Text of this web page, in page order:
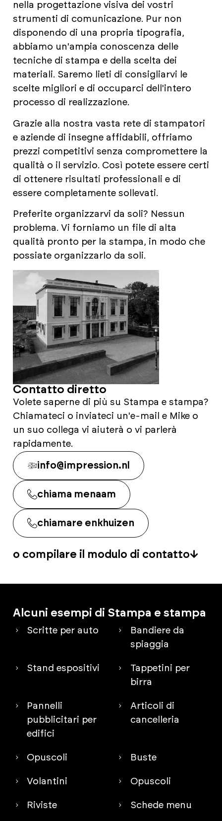
nella progettazione visiva dei vostri
strumenti di comunicazione. Pur non
disponendo di una propria tipografia,
abbiamo un'ampia conoscenza delle
tecniche di stampa e della scelta dei
materiali. Saremo lieti di consigliarvi le
scelte migliori e di occuparci dell'intero
processo di realizzazione.
Grazie alla nostra vasta rete di stampatori
e aziende di insegne affidabili, offriamo
prezzi competitivi senza compromettere la
qualità o il servizio. Così potete essere certi
di ottenere risultati professionali e di
essere completamente sollevati.
Preferite organizzarvi da soli? Nessun
problema. Vi forniamo un file di alta
qualità pronto per la stampa, in modo che
possiate organizzarlo da soli.
Contatto diretto
Volete saperne di più su Stampa e stampa?
Chiamateci o inviateci un'e-mail e Mike o
un suo collega vi aiuterà o vi parlerà
rapidamente.
info@impression.nl
chiama menaam
chiamare enkhuizen
o compilare il modulo di contatto
Alcuni esempi di Stampa e stampa
Scritte per auto
Bandiere da
spiaggia
Stand espositivi
Tappetini per
birra
Pannelli
pubblicitari per
edifici
Articoli di
cancelleria
Opuscoli Buste
Volantini Opuscoli
Riviste Schede menu